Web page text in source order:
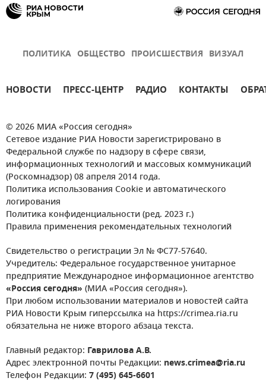
ПОЛИТИКА ОБЩЕСТВО ПРОИСШЕСТВИЯ ВИЗУАЛ
НОВОСТИ ПРЕСС-ЦЕНТР РАДИО КОНТАКТЫ
© 2026 МИА «Россия сегодня»
Сетевое издание РИА Новости зарегистрировано в
Федеральной службе по надзору в сфере связи,
информационных технологий и массовых коммуникаций
(Роскомнадзор) 08 апреля 2014 года.
Политика использования Cookie и автоматического
логирования
Политика конфиденциальности (ред. 2023 г.)
Правила применения рекомендательных технологий
Свидетельство о регистрации Эл № ФС77-57640.
Учредитель: Федеральное государственное унитарное
предприятие Международное информационное агентство
«Россия сегодня» (МИА «Россия сегодня»).
При любом использовании материалов и новостей сайта
РИА Новости Крым гиперссылка на https://crimea.ria.ru
обязательна не ниже второго абзаца текста.
Главный редактор: Гаврилова А.В.
Адрес электронной почты Редакции: news.crimea@ria.ru
Телефон Редакции: 7 (495) 645-6601